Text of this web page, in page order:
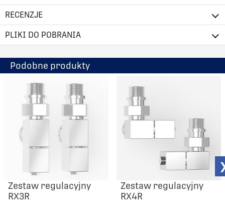
RECENZJE
PLIKI DO POBRANIA
Podobne produkty
Zestaw regulacyjny
RX3R
Zestaw regulacyjny
RX4R